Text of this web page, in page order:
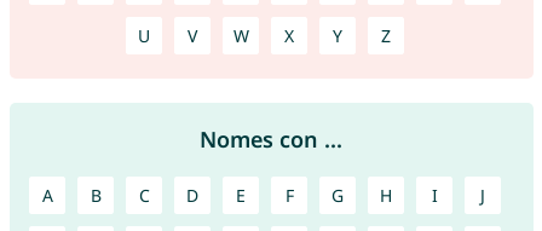
U V W X Y Z
Nomes con ...
A B C D E F G H I J